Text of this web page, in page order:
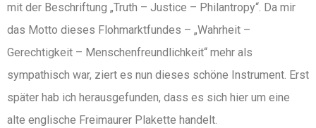
mit der Beschriftung „Truth – Justice – Philantropy“. Da mir
das Motto dieses Flohmarktfundes – „Wahrheit –
Gerechtigkeit – Menschenfreundlichkeit“ mehr als
sympathisch war, ziert es nun dieses schöne Instrument. Erst
später hab ich herausgefunden, dass es sich hier um eine
alte englische Freimaurer Plakette handelt.